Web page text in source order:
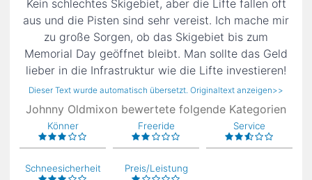
Kein schlechtes Skigebiet, aber die Lifte fallen oft
aus und die Pisten sind sehr vereist. Ich mache mir
zu große Sorgen, ob das Skigebiet bis zum
Memorial Day geöffnet bleibt. Man sollte das Geld
lieber in die Infrastruktur wie die Lifte investieren!
Dieser Text wurde automatisch übersetzt. Originaltext anzeigen>>
Johnny Oldmixon bewertete folgende Kategorien
Könner Freeride Service
Schneesicherheit Preis/Leistung